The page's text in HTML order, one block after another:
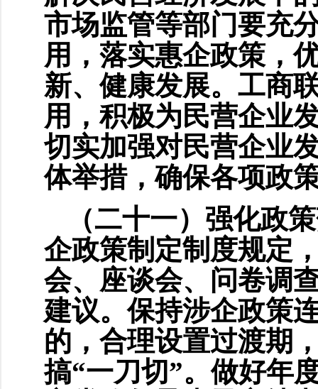
市场监管等部门要充
用，落实惠企政策，
新、健康发展。工商
用，积极为民营企业
切实加强对民营企业
体举措，确保各项政
（二十一）强化政
企政策制定制度规定
会、座谈会、问卷调
建议。保持涉企政策
的，合理设置过渡期
搞“一刀切”。做好年